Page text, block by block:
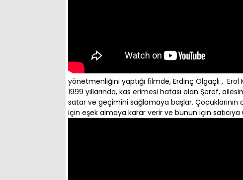
yönetmenliğini yaptığı filmde, Erdinç Olgaçlı ,
1999 yıllarında, kas erimesi hatası olan Şeref,
satar ve geçimini sağlamaya başlar.
için eşek almaya karar verir ve bunun için satıcıya